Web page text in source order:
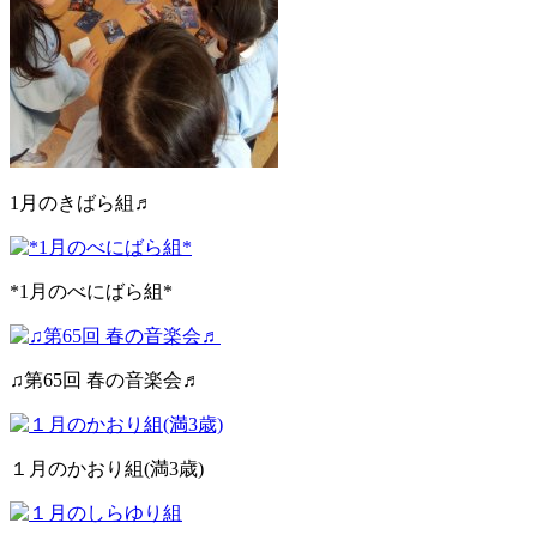
1月のきばら組♬
*1月のべにばら組*
♫第65回 春の音楽会♬
１月のかおり組(満3歳)